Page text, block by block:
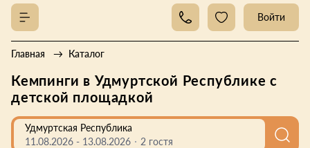
Войти
Главная Каталог
Кемпинги в Удмуртской Республике с
детской площадкой
Удмуртская Республика
11.08.2026 - 13.08.2026 2 гостя